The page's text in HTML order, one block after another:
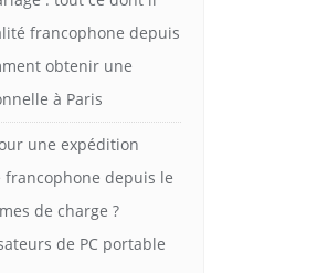
francophone depuis
obtenir une
à Paris
une expédition
francophone depuis le
de charge ?
de PC portable